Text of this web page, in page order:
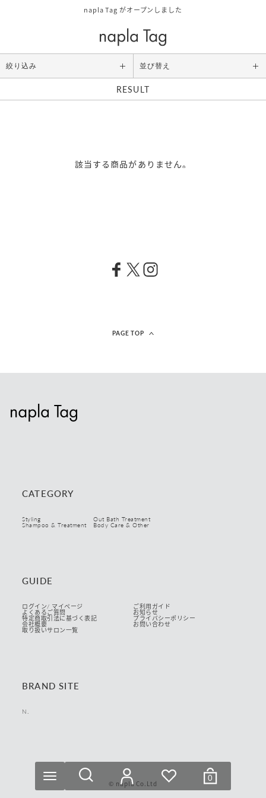
napla Tag がオープンしました
0
RESULT
絞り込み 並び替え
Category
リセット 絞り込む
該当する商品がありません。
PAGE TOP
CATEGORY
Styling Out Bath Treatment
Shampoo & Treatment Body Care & Other
GUIDE
ログイン/ マイページ ご利用ガイド
よくあるご質問 お知らせ
特定商取引法に基づく表記 プライバシーポリシー
会社概要 お問い合わせ
取り扱いサロン一覧
BRAND SITE
N.
© napla Co.Ltd